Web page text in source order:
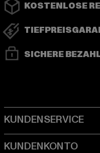
KOSTENLOSE
SICHERE